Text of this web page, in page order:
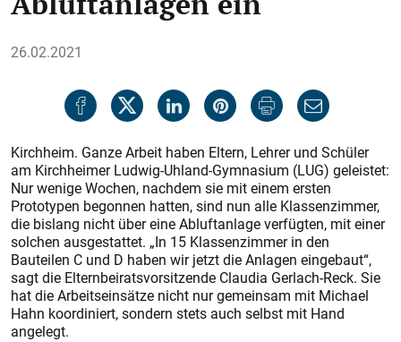
26.02.2021
Kirchheim. Ganze Arbeit haben Eltern, Lehrer und Schüler
am Kirchheimer Ludwig-Uhland-Gymnasium (LUG) geleistet:
Nur wenige Wochen, nachdem sie mit einem ersten
Prototypen begonnen hatten, sind nun alle Klassenzimmer,
die bislang nicht über eine Abluftanlage verfügten, mit einer
solchen ausgestattet. „In 15 Klassenzimmer in den
Bauteilen C und D haben wir jetzt die Anlagen eingebaut“,
sagt die Elternbeiratsvorsitzende Claudia Gerlach-Reck. Sie
hat die Arbeitseinsätze nicht nur gemeinsam mit ­Michael
Hahn koordiniert, sondern stets auch selbst mit Hand
angelegt.